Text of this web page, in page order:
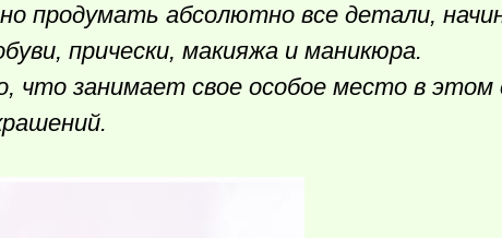
продумать абсолютно все детали,
прически, макияжа и маникюра.
что занимает свое особое место в этом